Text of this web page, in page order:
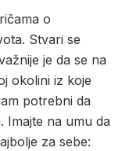
o
Stvari se
je da se na
okolini iz koje
potrebni da
Imajte na umu da
za sebe: